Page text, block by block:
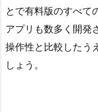
とで有料版のすべて
アプリも数多く開発
操作性と比較したう
しょう。